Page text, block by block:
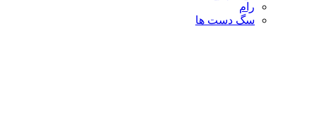
رام
سگ دست ها